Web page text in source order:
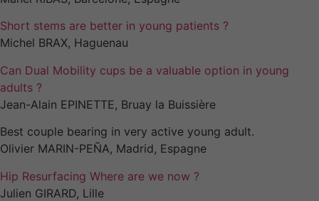
Short stems are better in young patients ?
Michel BRAX, Haguenau
Can Dual Mobility cups be a valuable option in young
adults ?
Jean-Alain EPINETTE, Bruay la Buissière
Best couple bearing in very active young adult.
Olivier MARIN-PEÑA, Madrid, Espagne
Hip Resurfacing Where are we now ?
Julien GIRARD, Lille
Nécessaires
Ces cookies ne